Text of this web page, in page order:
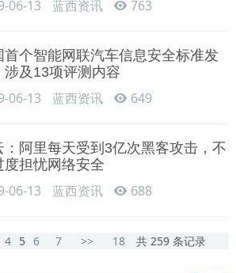
06-13 蓝西资讯 763
首个智能网联汽车信息安全标准发
涉及13项评测内容
06-13 蓝西资讯 649
：阿里每天受到3亿次黑客攻击，不
度担忧网络安全
06-13 蓝西资讯 688
4 5 6 7 >> 18 共 259 条记录